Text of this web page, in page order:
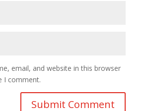
email, and website in this browser
I comment.